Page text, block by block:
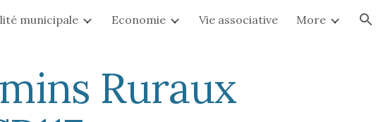
to navigation
municipale Economie Vie associative More
Ruraux